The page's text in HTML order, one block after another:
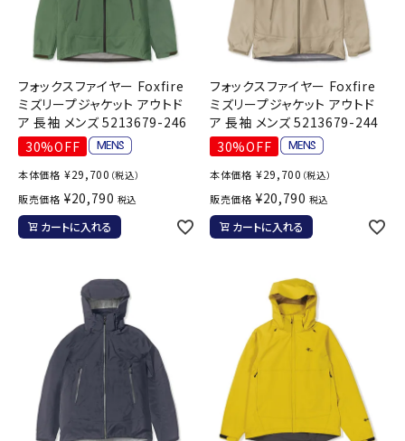
フォックスファイヤー Foxfire
ミズリープジャケット アウトド
ア 長袖 メンズ 5213679-246
30%OFF
本体価格 ¥29,700 （税込）
販売価格 ¥20,790 税込
カートに入れる
フォックスファイヤー Foxfire
ミズリープジャケット アウトド
ア 長袖 メンズ 5213679-244
30%OFF
本体価格 ¥29,700 （税込）
販売価格 ¥20,790 税込
カートに入れる